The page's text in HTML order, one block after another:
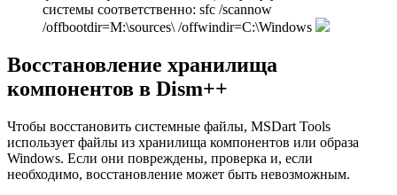
системы соответственно: sfc /scannow
/offbootdir=M:\sources\ /offwindir=C:\Windows
Восстановление хранилища
компонентов в Dism++
Чтобы восстановить системные файлы, MSDart Tools
использует файлы из хранилища компонентов или образа
Windows. Если они повреждены, проверка и, если
необходимо, восстановление может быть невозможным.